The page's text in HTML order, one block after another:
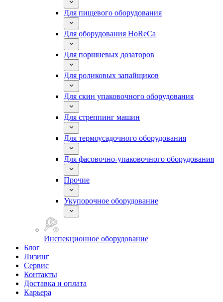
Для пищевого оборудования
Для оборудования HoReCa
Для поршневых дозаторов
Для роликовых запайщиков
Для скин упаковочного оборудования
Для стреппинг машин
Для термоусадочного оборудования
Для фасовочно-упаковочного оборудования
Прочие
Укупорочное оборудование
Инспекционное оборудование
Блог
Лизинг
Сервис
Контакты
Доставка и оплата
Карьера